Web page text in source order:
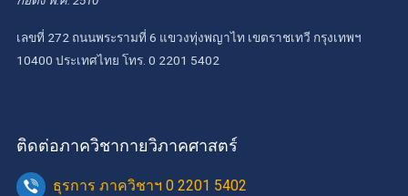
เลขที่ 272 ถนนพระรามที่ 6 แขวงทุ่งพญาไท เขตราชเทวี กรุงเทพฯ
10400 ประเทศไทย โทร. 0 2201 5402
ติดต่อภาควิชากายวิภาคศาสตร์
ธุรการ ภาควิชาฯ 0 2201 5402